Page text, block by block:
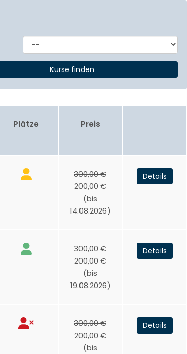
Plätze Preis
300,00 €
200,00 €
(bis
14.08.2026)
Details
300,00 €
200,00 €
(bis
19.08.2026)
Details
300,00 €
200,00 €
(bis
Details